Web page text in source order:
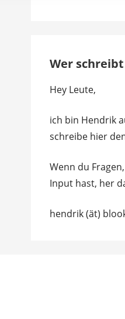
Wer
Hey Leute,
ich bin Hendrik
schreibe hier
Wenn du
Input hast, her
hendrik (ät)